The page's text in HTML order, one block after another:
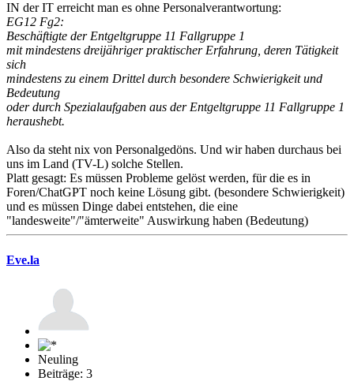
IN der IT erreicht man es ohne Personalverantwortung:
EG12 Fg2:
Beschäftigte der Entgeltgruppe 11 Fallgruppe 1
mit mindestens dreijähriger praktischer Erfahrung, deren Tätigkeit
sich
mindestens zu einem Drittel durch besondere Schwierigkeit und
Bedeutung
oder durch Spezialaufgaben aus der Entgeltgruppe 11 Fallgruppe 1
heraushebt.
Also da steht nix von Personalgedöns. Und wir haben durchaus bei
uns im Land (TV-L) solche Stellen.
Platt gesagt: Es müssen Probleme gelöst werden, für die es in
Foren/ChatGPT noch keine Lösung gibt. (besondere Schwierigkeit)
und es müssen Dinge dabei entstehen, die eine
"landesweite"/"ämterweite" Auswirkung haben (Bedeutung)
Eve.la
Neuling
Beiträge: 3